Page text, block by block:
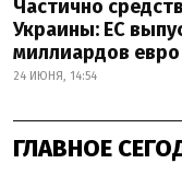
Частично
Украины: ЕС
миллиардов евро
24 ИЮНЯ, 14:54
ГЛАВНОЕ